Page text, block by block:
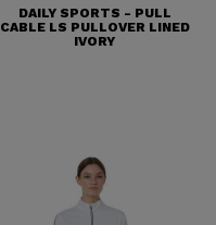
DAILY SPORTS - PULL
CABLE LS PULLOVER LINED
IVORY